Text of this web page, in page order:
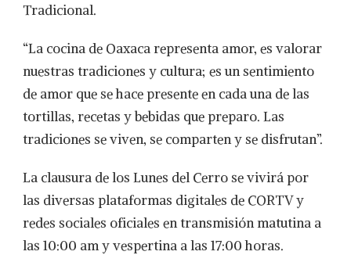
Tradicional.
“La cocina de Oaxaca representa amor, es valorar
nuestras tradiciones y cultura; es un sentimiento
de amor que se hace presente en cada una de las
tortillas, recetas y bebidas que preparo. Las
tradiciones se viven, se comparten y se disfrutan”.
La clausura de los Lunes del Cerro se vivirá por
las diversas plataformas digitales de CORTV y
redes sociales oficiales en transmisión matutina a
las 10:00 am y vespertina a las 17:00 horas.